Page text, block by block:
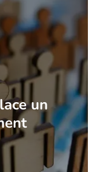
un